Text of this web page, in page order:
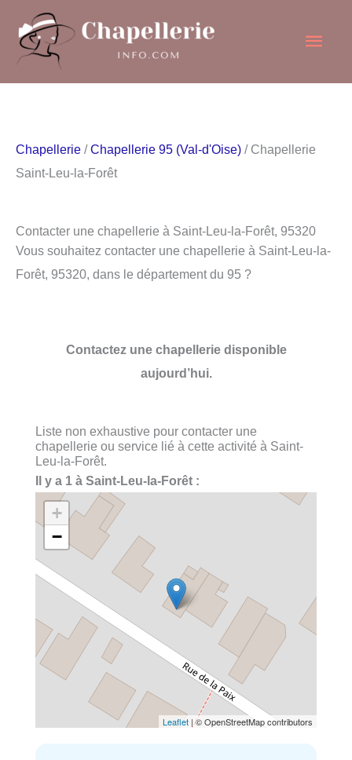
contenu
Chapellerie /Chapellerie 95 (Val-d'Oise) / Chapellerie
Saint-Leu-la-Forêt
Contacter une chapellerie à Saint-Leu-la-Forêt, 95320
Vous souhaitez contacter une chapellerie à Saint-Leu-la-
Forêt, 95320, dans le département du 95 ?
Contactez une chapellerie disponible
aujourd’hui.
Liste non exhaustive pour contacter une
chapellerie ou service lié à cette activité à Saint-
Leu-la-Forêt.
Il y a 1 à Saint-Leu-la-Forêt :
+
−
Leaflet | © OpenStreetMap contributors